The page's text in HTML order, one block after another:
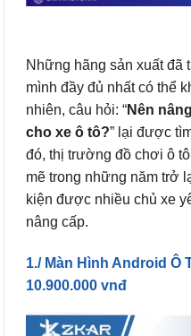
Những hãng sản xuất đã
mình đầy đủ nhất có thể
nhiên, câu hỏi: “Nên
cho xe ô tô?” lại được
đó, thị trường đồ chơi ô
mẽ trong những năm trở
kiện được nhiều chủ xe
nâng cấp.
1./ Màn Hình Android Ô
10.900.000 vnđ